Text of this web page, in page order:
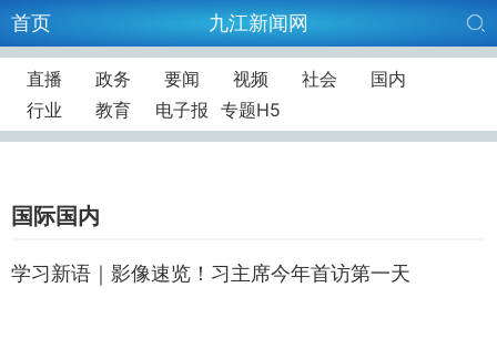
首页 九江新闻网
直播 政务 要闻 视频 社会
国内
行业
教育 电子报 专题H5
国际国内
学习新语｜影像速览！习主席今年首访第一天